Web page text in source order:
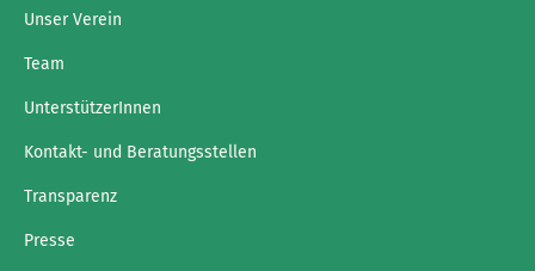
Unser Verein
Team
UnterstützerInnen
Kontakt- und Beratungsstellen
Transparenz
Presse